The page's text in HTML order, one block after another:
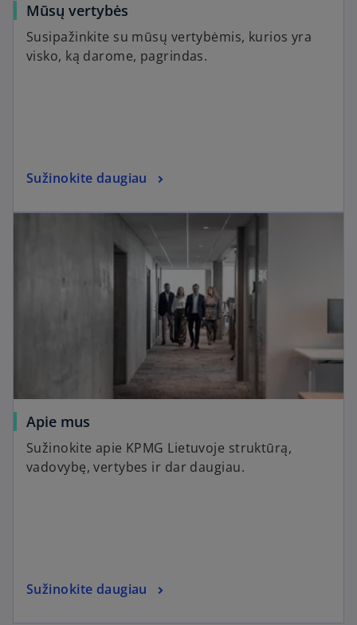
Mūsų vertybės
Susipažinkite su mūsų vertybėmis, kurios yra
visko, ką darome, pagrindas.
Sužinokite daugiau
Apie mus
Sužinokite apie KPMG Lietuvoje struktūrą,
vadovybę, vertybes ir dar daugiau.
Sužinokite daugiau